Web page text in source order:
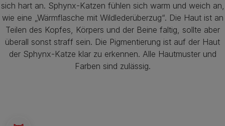
sich hart an. Sphynx-Katzen fühlen sich warm und weich an,
wie eine „Wärmflasche mit Wildlederüberzug“. Die Haut ist an
Teilen des Kopfes, Körpers und der Beine faltig, sollte aber
überall sonst straff sein. Die Pigmentierung ist auf der Haut
der Sphynx-Katze klar zu erkennen. Alle Hautmuster und
Farben sind zulässig.